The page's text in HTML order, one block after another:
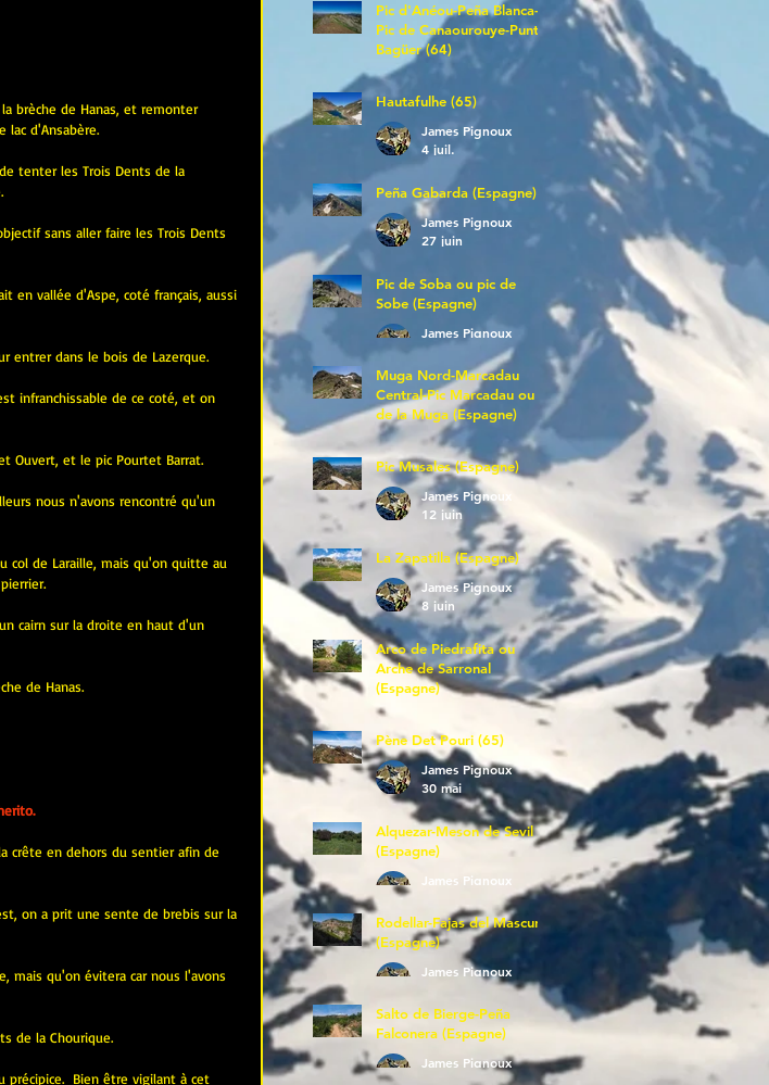
brèche de Hanas, et remonter
lac d'Ansabère.
tenter les Trois Dents de la
sans aller faire les Trois Dents
en vallée d'Aspe, coté français, aussi
entrer dans le bois de Lazerque.
infranchissable de ce coté, et on
Ouvert, et le pic Pourtet Barrat.
nous n'avons rencontré qu'un
col de Laraille, mais qu'on quitte au
cairn sur la droite en haut d'un
de Hanas.
crête en dehors du sentier afin de
on a prit une sente de brebis sur la
mais qu'on évitera car nous l'avons
de la Chourique.
Bien être vigilant à cet
Pic d'Anéou-Peña Blanca-
Pic de Canaourouye-Punta
Bagüer (64)
James Pignoux
5 juil.
Hautafulhe (65)
James Pignoux
4 juil.
Peña Gabarda (Espagne)
James Pignoux
27 juin
Pic de Soba ou pic de
Sobe (Espagne)
James Pignoux
25 juin
Muga Nord-Marcadau
Central-Pic Marcadau ou
de la Muga (Espagne)
James Pignoux
21 juin
Pic Musales (Espagne)
James Pignoux
12 juin
La Zapatilla (Espagne)
James Pignoux
8 juin
Arco de Piedrafita ou
Arche de Sarronal
(Espagne)
7 juin
Pène Det Pouri (65)
James Pignoux
30 mai
Alquezar-Meson de Sevil
(Espagne)
James Pignoux
Rodellar-Fajas del Mascun
(Espagne)
James Pignoux
Salto de Bierge-Peña
Falconera (Espagne)
James Pignoux